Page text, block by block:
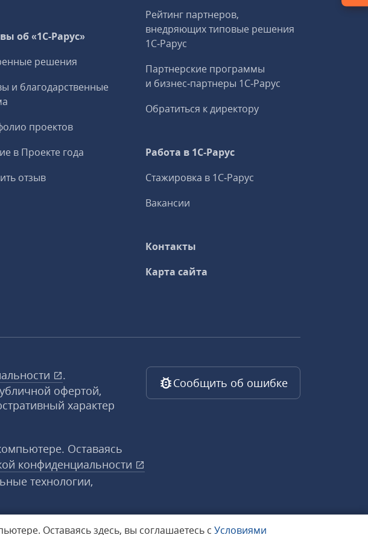
Оставаясь здесь, вы соглашаетесь с Условиями
об «1С-Рарус»
решения
и благодарственные
проектов
в Проекте года
отзыв
Рейтинг партнеров,
внедряющих типовые решения
1С‑Рарус
Партнерские программы
и бизнес‑партнеры 1С‑Рарус
Обратиться к директору
Работа в 1С‑Рарус
Стажировка в 1С‑Рарус
Вакансии
Контакты
Карта сайта
.
офертой,
характер
Оставаясь
конфиденциальности
технологии,
Сообщить об ошибке